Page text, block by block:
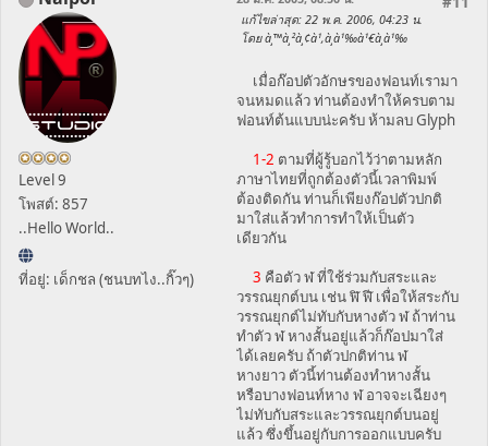
Level 9
โพสต์: 857
..Hello World..
ที่อยู่: เด็กชล (ชนบทไง..กิ๊วๆ)
แก้ไขล่าสุด: 22 พ.ค. 2006, 04:23 น.
โดย à¸™à¸²à¸¢à¹‚à¸­à¹‰à¹€à¸­à¹‰
เมื่อก๊อปตัวอักษรของฟอนท์เรามา
จนหมดแล้ว ท่านต้องทำให้ครบตาม
ฟอนท์ต้นแบบน่ะครับ ห้ามลบ Glyph
1-2 ตามที่ผู้รู้บอกไว้ว่าตามหลัก
ภาษาไทยที่ถูกต้องตัวนี้เวลาพิมพ์
ต้องติดกัน ท่านก็เพียงก๊อปตัวปกติ
มาใส่แล้วทำการทำให้เป็นตัว
เดียวกัน
3 คือตัว ฬ ที่ใช้ร่วมกับสระและ
วรรณยุกต์บน เช่น ฬิ ฬี เพื่อให้สระกับ
วรรณยุกต์ไม่ทับกับหางตัว ฬ ถ้าท่าน
ทำตัว ฬ หางสั้นอยู่แล้วก็ก๊อปมาใส่
ได้เลยครับ ถ้าตัวปกติท่าน ฬ
หางยาว ตัวนี้ท่านต้องทำหางสั้น
หรือบางฟอนท์หาง ฬ อาจจะเฉียงๆ
ไม่ทับกับสระและวรรณยุกต์บนอยู่
แล้ว ซึ่งขึ้นอยู่กับการออกแบบครับ